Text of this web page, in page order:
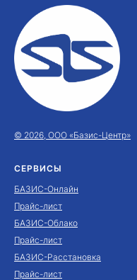
© 2026, ООО «Базис-Центр»
СЕРВИСЫ
БАЗИС-Онлайн
Прайс-лист
БАЗИС-Облако
Прайс-лист
БАЗИС-Расстановка
Прайс-лист